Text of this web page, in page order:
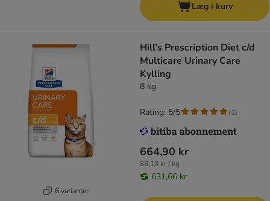
Læg i kurv
6 varianter
Hill's Prescription Diet c/d
Multicare Urinary Care
Kylling
8 kg
664,90 kr
83,10 kr / kg
631,66 kr
Rating: 5/5 (1)